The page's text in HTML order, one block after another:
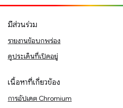
มีส่วนร่วม
รายงานข้อบกพร่อง
ดูประเด็นที่เปิดอยู่
เนื้อหาที่เกี่ยวข้อง
การอัปเดต Chromium